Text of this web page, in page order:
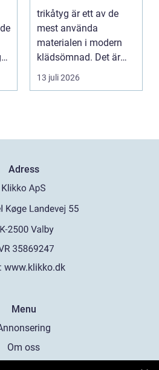
trikåtyg är ett av de
mest använda
materialen i modern
klädsömnad. Det är
mjukt, elastiskt och
formb...
13 juli 2026
Adress
www.klikko.dk
Menu
Om oss